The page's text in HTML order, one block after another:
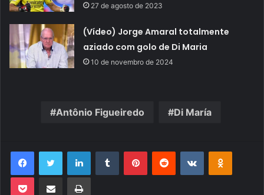
27 de agosto de 2023
(Vídeo) Jorge Amaral totalmente
aziado com golo de Di Maria
10 de novembro de 2024
Antônio Figueiredo Di María
FacebookTwitter LinkedinTumblr PinterestReddit VK OK
Pocket Compartilhar via e-mail Imprimir